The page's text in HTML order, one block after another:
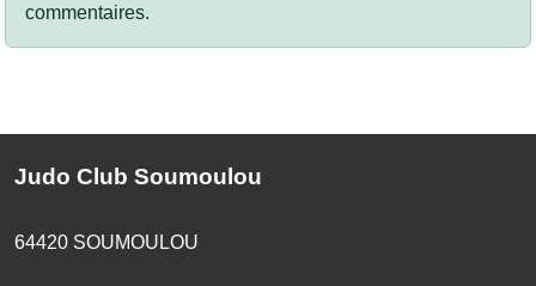
commentaires.
Judo Club Soumoulou
64420 SOUMOULOU